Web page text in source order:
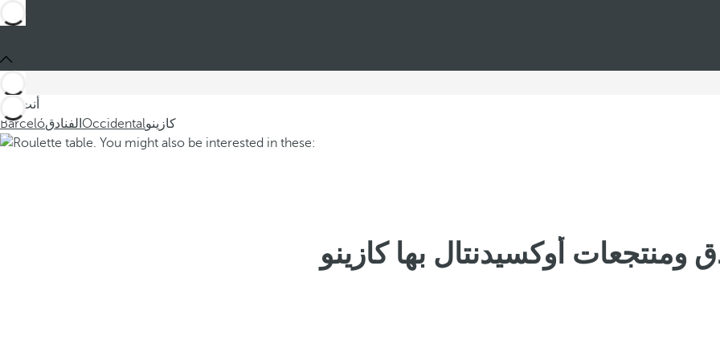
أنت في
Barcelóالفنادق Occidentalكازينو
ومنتجعات أوكسيدنتال بها كازينو